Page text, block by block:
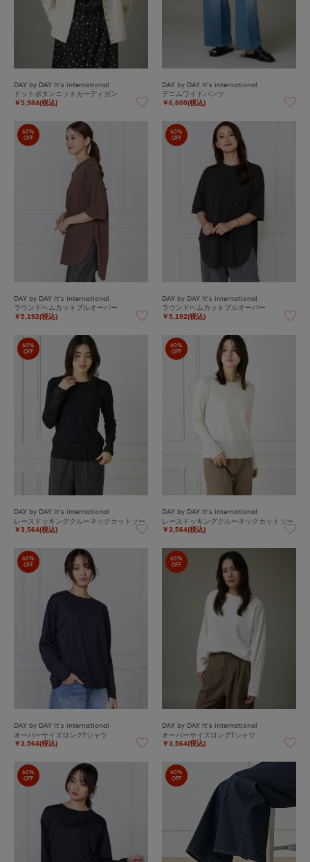
DAY by DAY It's international
ドットボタンニットカーディガン
￥5,984(税込)
DAY by DAY It's international
デニムワイドパンツ
￥6,600(税込)
60%
OFF
DAY by DAY It's international
ラウンドヘムカットプルオーバー
￥5,192(税込)
60%
OFF
DAY by DAY It's international
ラウンドヘムカットプルオーバー
￥5,192(税込)
60%
OFF
DAY by DAY It's international
レースドッキングクルーネックカットソー
￥3,564(税込)
60%
OFF
DAY by DAY It's international
レースドッキングクルーネックカットソー
￥3,564(税込)
60%
OFF
DAY by DAY It's international
オーバーサイズロングTシャツ
￥3,564(税込)
60%
OFF
DAY by DAY It's international
オーバーサイズロングTシャツ
￥3,564(税込)
60%
OFF
60%
OFF